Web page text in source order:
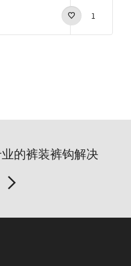
1
的裤装裤钩解决